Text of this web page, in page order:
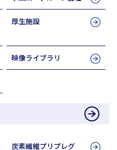
厚生施設
映像ライブラリ
炭素繊維プリプレグ